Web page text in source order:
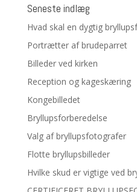
Seneste indlæg
Hvad skal en dygtig
Portrætter af brudeparret
Billeder ved kirken
Reception og kageskæring
Kongebilledet
Bryllupsforberedelse
Valg af bryllupsfotografer
Flotte bryllupsbilleder
Hvilke skud er vigtige ved